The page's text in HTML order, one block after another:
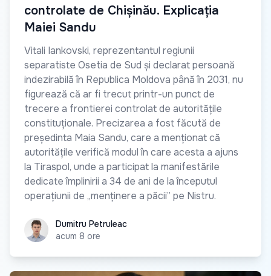
controlate de Chișinău. Explicația
Maiei Sandu
Vitali Iankovski, reprezentantul regiunii
separatiste Osetia de Sud și declarat persoană
indezirabilă în Republica Moldova până în 2031, nu
figurează că ar fi trecut printr-un punct de
trecere a frontierei controlat de autoritățile
constituționale. Precizarea a fost făcută de
președinta Maia Sandu, care a menționat că
autoritățile verifică modul în care acesta a ajuns
la Tiraspol, unde a participat la manifestările
dedicate împlinirii a 34 de ani de la începutul
operațiunii de „menținere a păcii” pe Nistru.
Dumitru Petruleac
Dumitru Petruleac
acum 8 ore